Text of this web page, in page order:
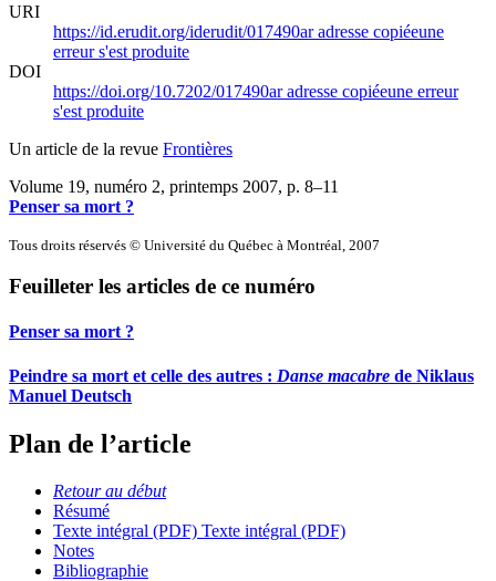
URI
https://id.erudit.org/iderudit/017490aradresse copiéeune
erreur s'est produite
DOI
https://doi.org/10.7202/017490aradresse copiéeune erreur
s'est produite
Un article de la revue Frontières
Volume 19, numéro 2, printemps 2007, p. 8–11
Penser sa mort ?
Tous droits réservés © Université du Québec à Montréal, 2007
Feuilleter les articles de ce numéro
Penser sa mort ?
Peindre sa mort et celle des autres : Danse macabre de Niklaus
Manuel Deutsch
Plan de l’article
Retour au début
Résumé
Texte intégral (PDF) Texte intégral (PDF)
Notes
Bibliographie